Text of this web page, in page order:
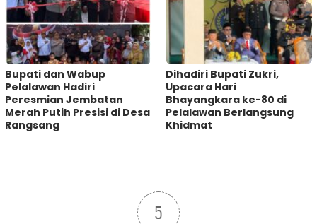
Bupati dan Wabup
Pelalawan Hadiri
Peresmian Jembatan
Merah Putih Presisi di Desa
Rangsang
Dihadiri Bupati Zukri,
Upacara Hari
Bhayangkara ke-80 di
Pelalawan Berlangsung
Khidmat
5